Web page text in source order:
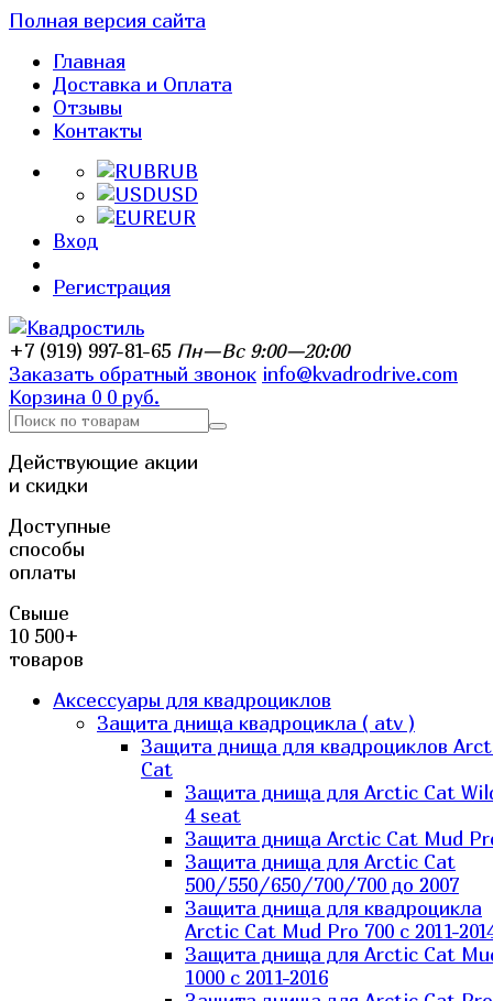
Полная версия сайта
Главная
Доставка и Оплата
Отзывы
Контакты
RUB
USD
EUR
Вход
Регистрация
+7 (919) 997-81-65 Пн—Вс 9:00—20:00
Заказать обратный звонок info@kvadrodrive.com
Корзина 0 0 руб.
Действующие акции
и скидки
Доступные
способы
оплаты
Свыше
10 500+
товаров
Аксессуары для квадроциклов
Защита днища квадроцикла ( atv )
Защита днища для квадроциклов
Cat
Защита днища для Arctic Cat
4 seat
Защита днища Arctic Cat Mud
Защита днища для Arctic Cat
500/550/650/700/700 до 2007
Защита днища для квадроцикла
Arctic Cat Mud Pro 700 с 2011-
Защита днища для Arctic Cat
1000 c 2011-2016